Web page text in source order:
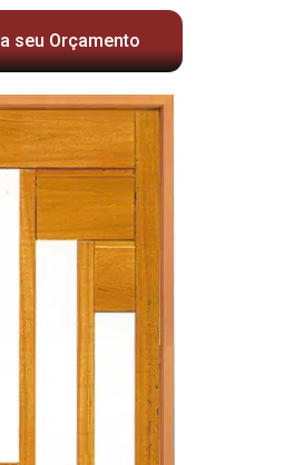
seu Orçamento